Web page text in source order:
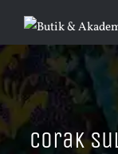
content
Corak